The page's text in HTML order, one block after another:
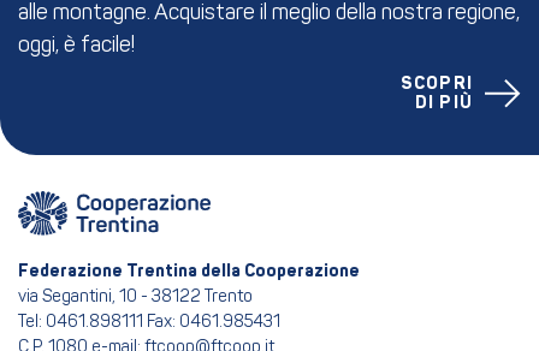
alle montagne. Acquistare il meglio della nostra regione,
oggi, è facile!
SCOPRI
DI PIÙ
Federazione Trentina della Cooperazione
via Segantini, 10 - 38122 Trento
Tel: 0461.898111 Fax: 0461.985431